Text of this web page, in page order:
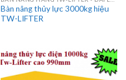
Bàn nâng thủy lực 3000kg hiệu
TW-LIFTER